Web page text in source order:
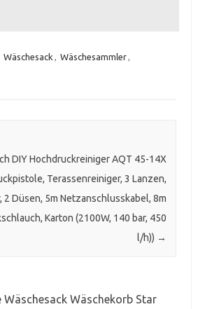
Wäschesack , Wäschesammler,
DIY Hochdruckreiniger AQT 45-14X
Terassenreiniger, 3 Lanzen,
Düsen, 5m Netzanschlusskabel, 8m
Karton (2100W, 140 bar, 450
l/h)) →
Wäschekorb Star